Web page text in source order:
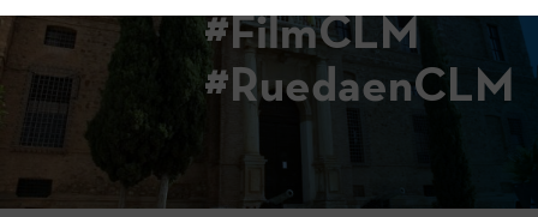
#FilmCLM
#RuedaenCLM